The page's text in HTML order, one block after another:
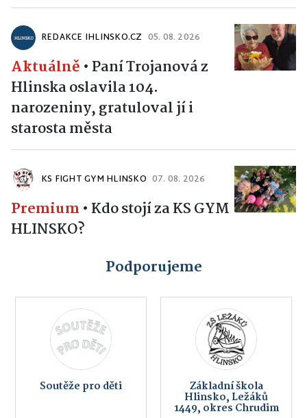
REDAKCE IHLINSKO.CZ 05. 08. 2026
Aktuálně • Paní Trojanová z
Hlinska oslavila 104.
narozeniny, gratuloval jí i
starosta města
KS FIGHT GYM HLINSKO 07. 08. 2026
Premium • Kdo stojí za KS GYM
HLINSKO?
Podporujeme
Soutěže pro děti Základní škola
Hlinsko, Ležáků
1449, okres Chrudim